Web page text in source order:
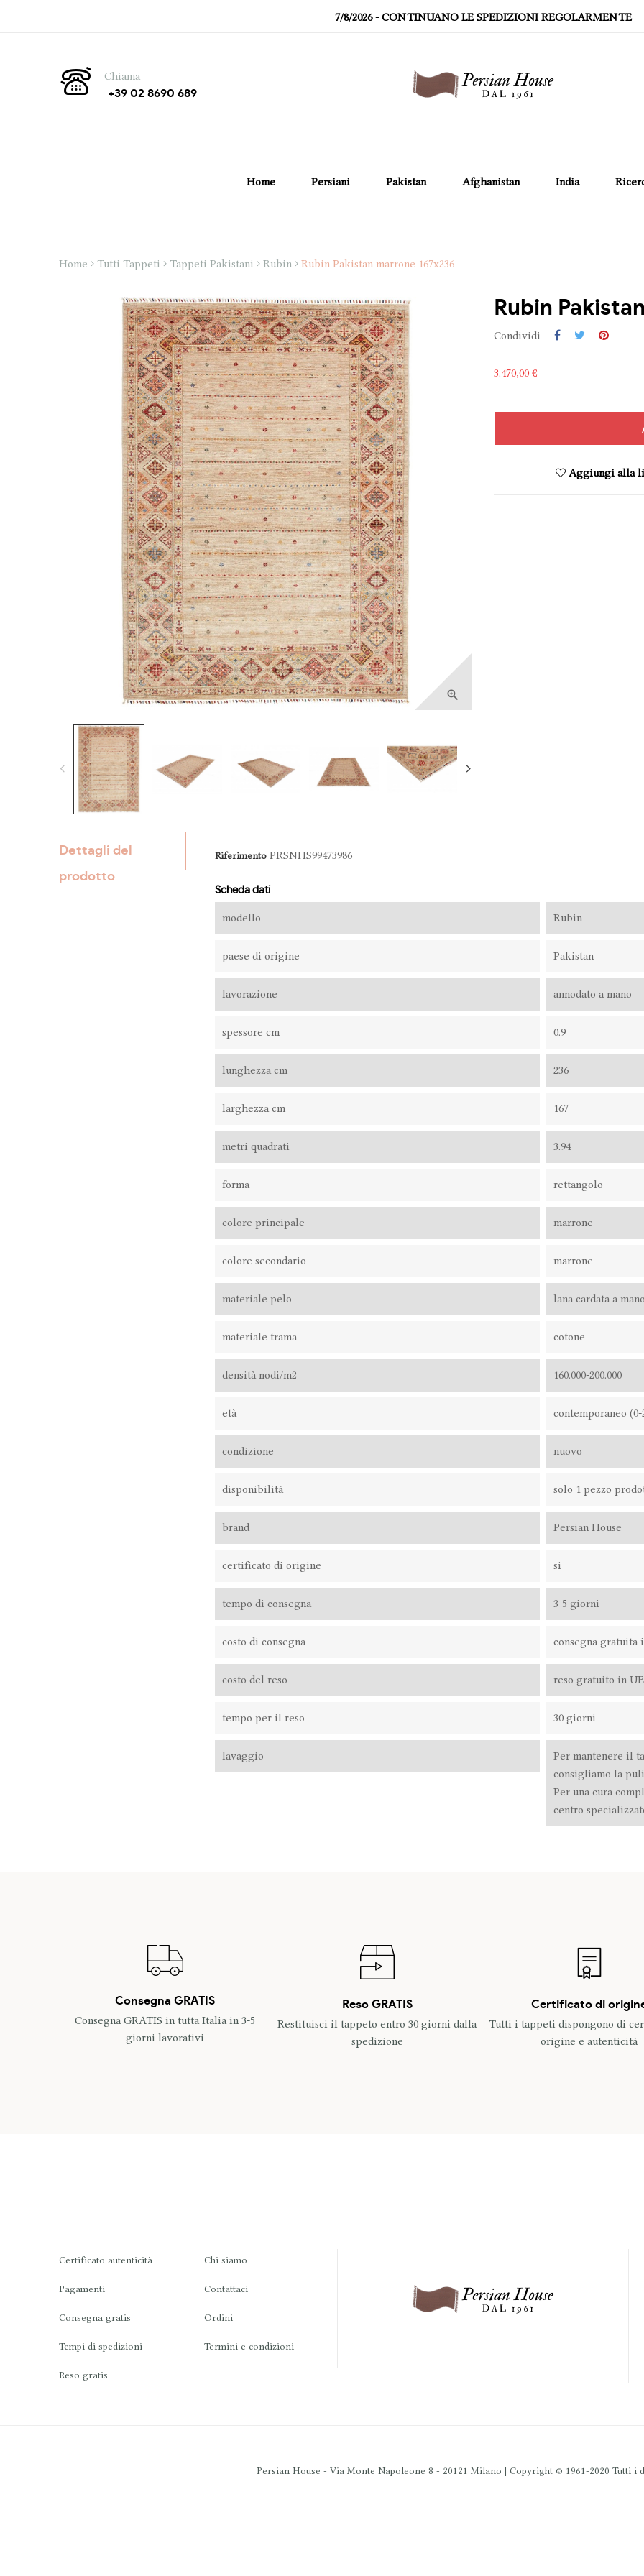
7/8/2026- CONTINUANO LE SPEDIZIONI REGOLARMENTE
Chiama
+39 02 8690 689
Home Persiani Pakistan Afghanistan India
Home Tutti Tappeti Tappeti Pakistani Rubin Rubin Pakistan marrone 167x236

Rubin
Condividi
3.470,00 €
Aggiungi alla
Dettagli del
prodotto
Riferimento PRSNHS99473986
Scheda dati
modello Rubin
paese di origine Pakistan
lavorazione annodato a mano
spessore cm 0.9
lunghezza cm 236
larghezza cm 167
metri quadrati 3.94
forma rettangolo
colore principale marrone
colore secondario marrone
materiale pelo lana cardata a mano
materiale trama cotone
densità nodi/m2 160.000-200.000
età contemporaneo (0-
condizione nuovo
disponibilità solo 1 pezzo
brand Persian House
certificato di origine si
tempo di consegna 3-5 giorni
costo di consegna consegna gratuita
costo del reso reso gratuito in UE
tempo per il reso 30 giorni
lavaggio
Per mantenere il
consigliamo la
Per una cura
centro
Consegna GRATIS
Consegna GRATIS in tutta Italia in 3-5
giorni lavorativi
Reso GRATIS
Restituisci il tappeto entro 30 giorni dalla
spedizione
Certificato di
Tutti i tappeti dispongono di
origine e autenticità
Certificato autenticità
Pagamenti
Consegna gratis
Tempi di spedizioni
Reso gratis
Chi siamo
Contattaci
Ordini
Termini e condizioni
Persian House - Via Monte Napoleone 8 - 20121 Milano | Copyright © 1961-2020 Tutti i